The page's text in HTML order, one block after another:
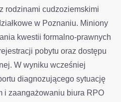
rodzinami cudzoziemskimi
w Poznaniu. Miniony
kwestii formalno-prawnych
pobytu oraz dostępu
W wyniku wcześniej
diagnozującego sytuację
i zaangażowaniu biura RPO